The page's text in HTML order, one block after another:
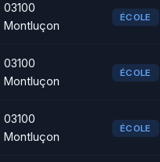
03100
Montluçon
ÉCOLE
03100
Montluçon
ÉCOLE
03100
Montluçon
ÉCOLE